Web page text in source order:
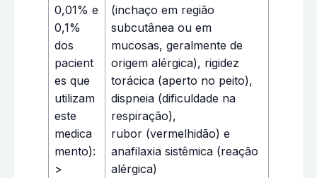
0,01% e
0,1%
dos
pacient
es que
utilizam
este
medica
mento):
>
(inchaço em região
subcutânea ou em
mucosas, geralmente de
origem alérgica), rigidez
torácica (aperto no peito),
dispneia (dificuldade na
respiração),
rubor (vermelhidão) e
anafilaxia sistêmica (reação
alérgica)